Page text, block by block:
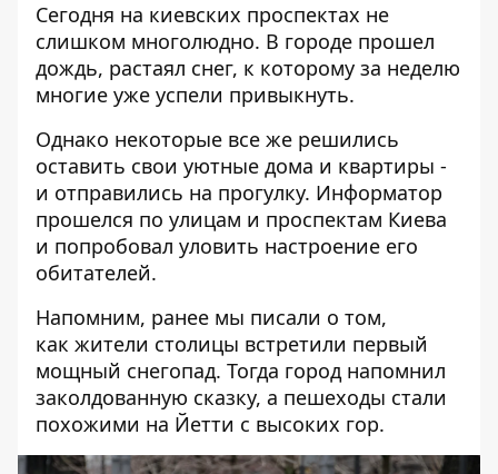
Сегодня на киевских проспектах не
слишком многолюдно. В городе прошел
дождь, растаял снег, к которому за неделю
многие уже успели привыкнуть.
Однако некоторые все же решились
оставить свои уютные дома и квартиры -
и отправились на прогулку. Информатор
прошелся по улицам и проспектам Киева
и попробовал уловить настроение его
обитателей.
Напомним, ранее мы писали о том,
как жители столицы встретили первый
мощный снегопад. Тогда город напомнил
заколдованную сказку, а пешеходы стали
похожими на Йетти с высоких гор.